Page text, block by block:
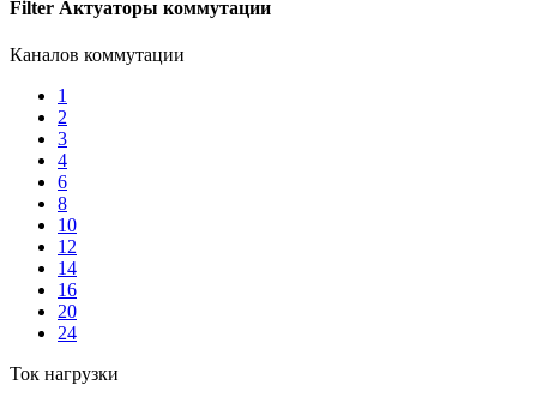
Filter Актуаторы коммутации
Каналов коммутации
1
2
3
4
6
8
10
12
14
16
20
24
Ток нагрузки